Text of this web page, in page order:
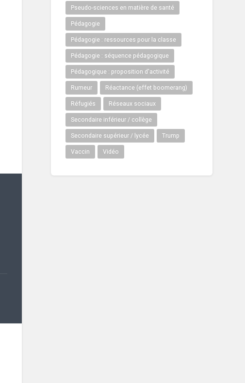
Pseudo-sciences en matière de santé
Pédagogie
Pédagogie : ressources pour la classe
Pédagogie : séquence pédagogique
Pédagogique : proposition d'activité
Rumeur Réactance (effet boomerang)
Réfugiés Réseaux sociaux
Secondaire inférieur / collège
Secondaire supérieur / lycée Trump
Vaccin Vidéo